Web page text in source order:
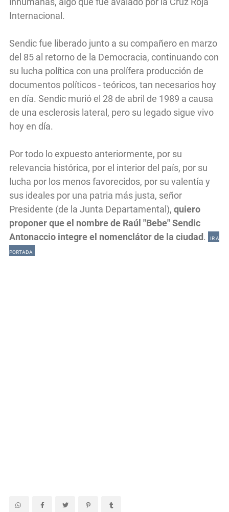
Internacional.
Sendic fue liberado junto a su compañero en marzo
del 85 al retorno de la Democracia, continuando con
su lucha política con una prolífera producción de
documentos políticos - teóricos, tan necesarios hoy
en día. Sendic murió el 28 de abril de 1989 a causa
de una esclerosis lateral, pero su legado sigue vivo
hoy en día.
Por todo lo expuesto anteriormente, por su
relevancia histórica, por el interior del país, por su
lucha por los menos favorecidos, por su valentía y
sus ideales por una patria más justa, señor
Presidente (de la Junta Departamental), quiero
proponer que el nombre de Raúl "Bebe" Sendic
Antonaccio integre el nomenclátor de la ciudad. IR A
PORTADA